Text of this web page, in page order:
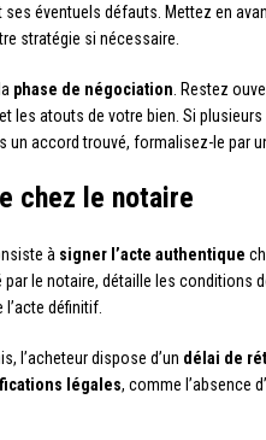
ses éventuels défauts. Mettez en
stratégie si nécessaire.
phase de négociation . Restez
les atouts de votre bien. Si
un accord trouvé, formalisez-le par
chez le notaire
à signer l’acte authentique
le notaire, détaille les conditions
définitif.
l’acheteur dispose d’un délai de
légales, comme l’absence